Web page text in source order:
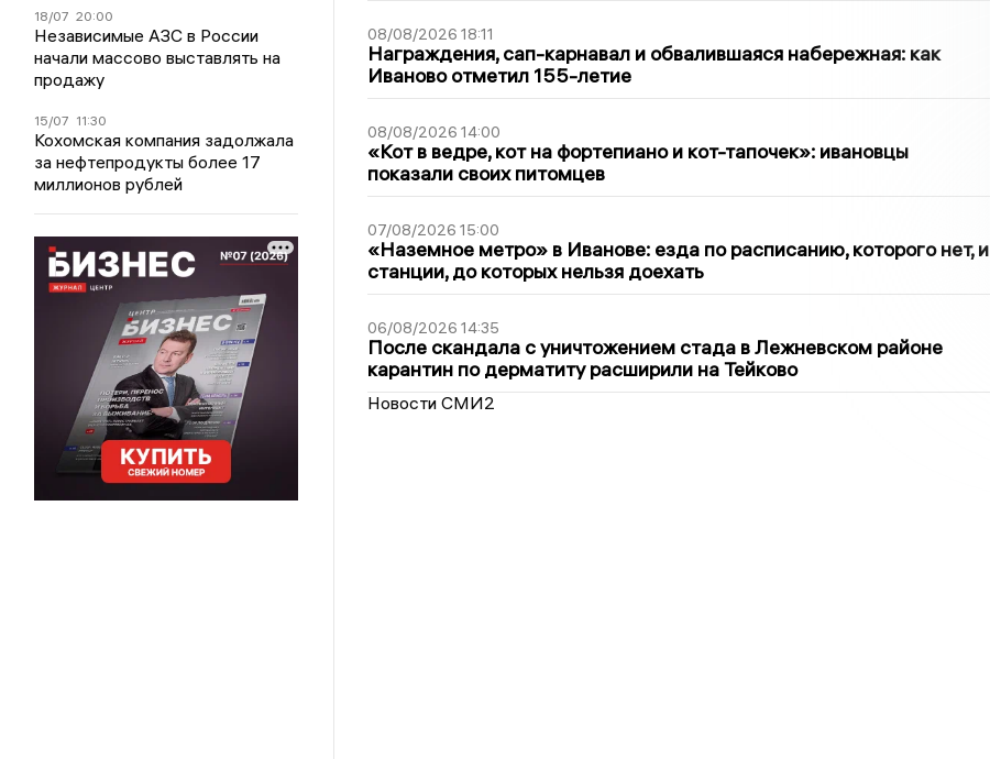
18/07 20:00
Независимые АЗС в России
начали массово выставлять на
продажу
15/07 11:30
Кохомская компания задолжала
за нефтепродукты более 17
миллионов рублей
08/08/2026 18:11
Награждения, сап-карнавал и обвалившаяся набережная: как
Иваново отметил 155-летие
08/08/2026 14:00
«Кот в ведре, кот на фортепиано и кот-тапочек»: ивановцы
показали своих питомцев
07/08/2026 15:00
«Наземное метро» в Иванове: езда по расписанию, которого нет, и
станции, до которых нельзя доехать
06/08/2026 14:35
После скандала с уничтожением стада в Лежневском районе
карантин по дерматиту расширили на Тейково
Новости СМИ2